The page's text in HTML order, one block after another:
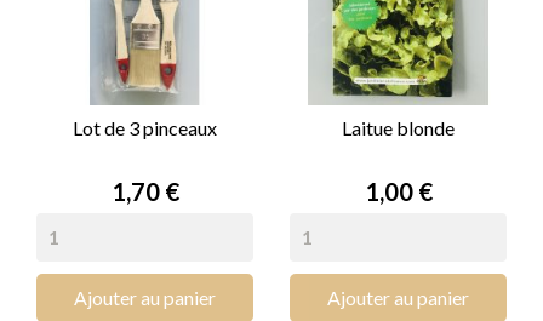
Lot de 3 pinceaux
Prix
1,70 €
Ajouter au panier
Laitue blonde
Prix
1,00 €
Ajouter au panier